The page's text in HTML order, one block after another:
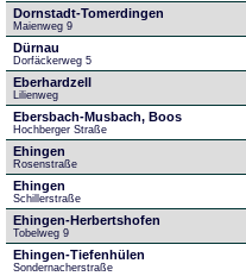
Dornstadt-Tomerdingen
Maienweg 9
Dürnau
Dorfäckerweg 5
Eberhardzell
Lilienweg
Ebersbach-Musbach, Boos
Hochberger Straße
Ehingen
Rosenstraße
Ehingen
Schillerstraße
Ehingen-Herbertshofen
Tobelweg 9
Ehingen-Tiefenhülen
Sondernacherstraße